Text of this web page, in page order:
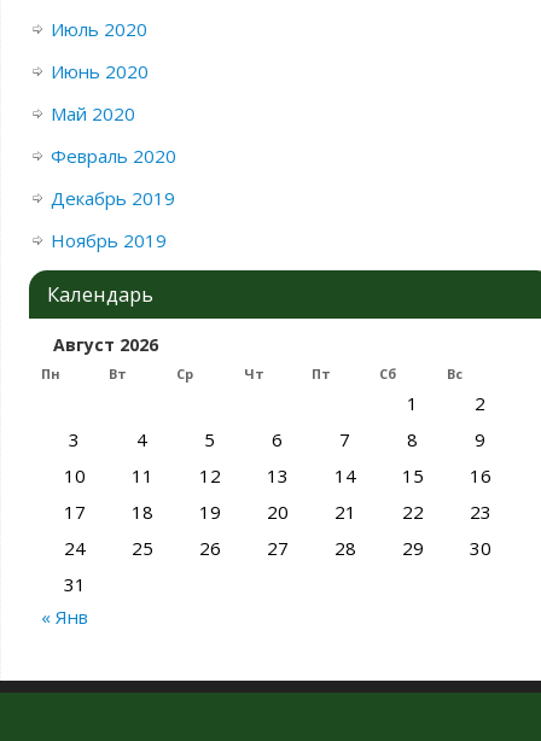
Июль 2020
Июнь 2020
Май 2020
Февраль 2020
Декабрь 2019
Ноябрь 2019
Календарь
Август 2026
Пн Вт Ср Чт Пт Сб Вс
1
2
3
4 5 6 7 8
9
10
11 12 13 14 15
16
17
18 19 20 21 22
23
24
25 26 27 28 29
30
31
« Янв